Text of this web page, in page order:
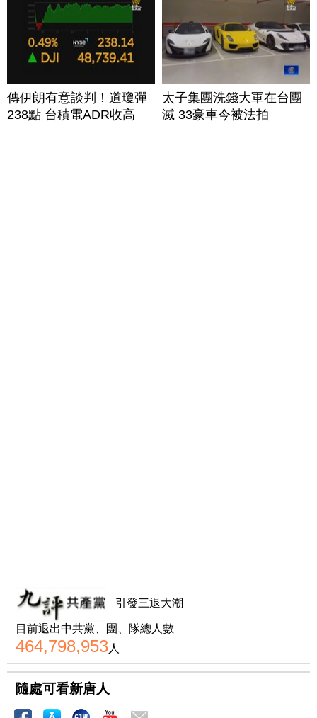
傳伊朗有意談判！道瓊彈
238點 台積電ADR收高
太子集團洗錢大軍在台團
滅 33豪車今被法拍
引發三退大潮
目前退出中共黨、團、隊總人數
464,798,953人
隨處可看新唐人